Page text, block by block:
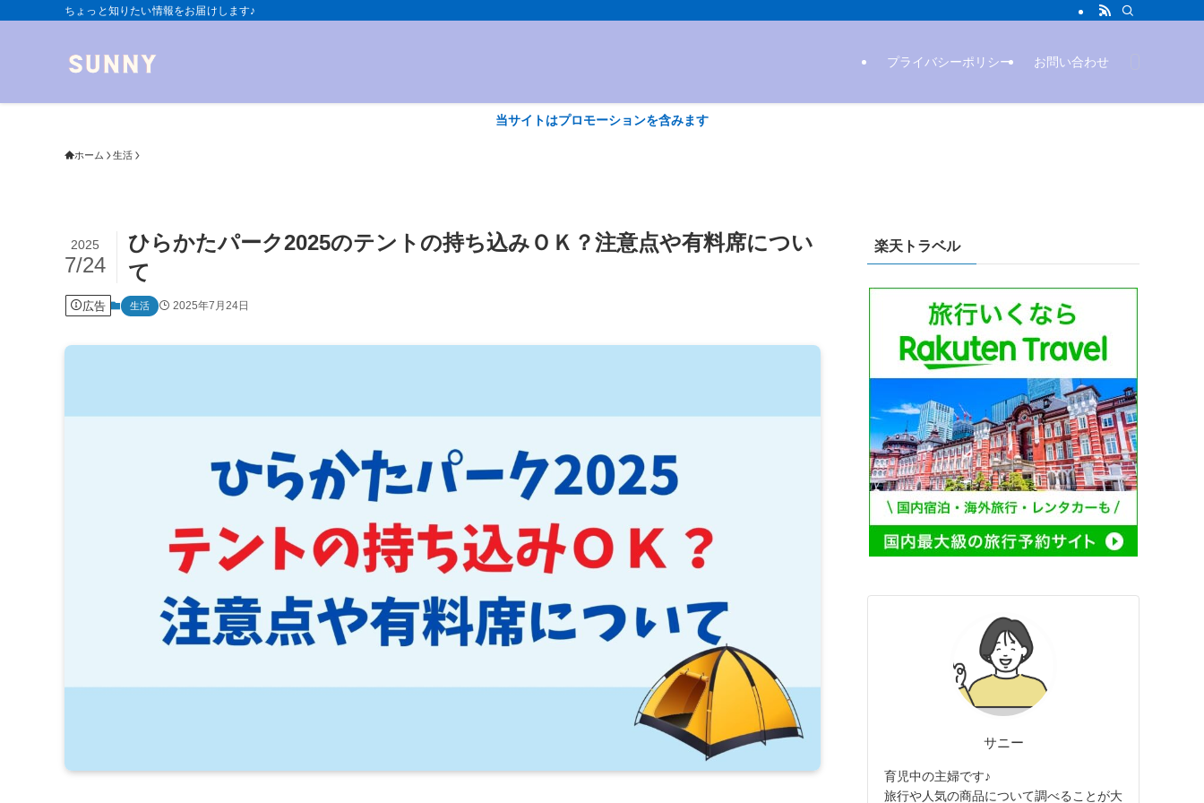
ちょっと知りたい情報をお届けします♪
プライバシーポリシー お問い合わせ
当サイトはプロモーションを含みます
ホーム 生活
ひらかたパーク2025のテントの持ち込みＯＫ？注意点や有料席につい
て
2025
7/24
広告 生活 2025年7月24日
楽天トラベル
サニー
育児中の主婦です♪
旅行や人気の商品について調べることが大